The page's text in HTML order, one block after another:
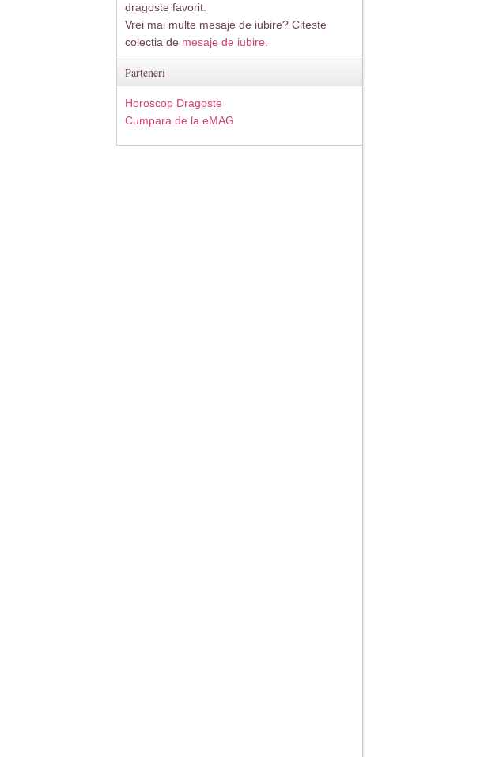
dragoste favorit.
Vrei mai multe mesaje de iubire? Citeste
colectia de mesaje de iubire.
Parteneri
Horoscop Dragoste
Cumpara de la eMAG